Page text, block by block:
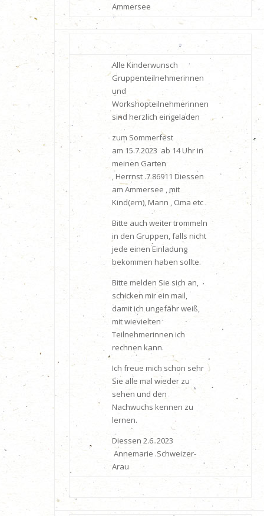
Ammersee
Alle Kinderwunsch
Gruppenteilnehmerinnen
und
Workshopteilnehmerinnen
sind herzlich eingeladen
zum Sommerfest
am 15.7.2023 ab 14 Uhrin
meinen Garten
, Herrnst .7 86911 Diessen
am Ammersee , mit
Kind(ern), Mann , Oma etc .
Bitte auch weiter trommeln
in den Gruppen, falls nicht
jede einen Einladung
bekommen haben sollte.
Bitte melden Sie sich an,
schicken mir ein mail,
damit ich ungefähr weiß,
mit wievielten
Teilnehmerinnen ich
rechnen kann.
Ich freue mich schon sehr
Sie alle mal wieder zu
sehen und den
Nachwuchs kennen zu
lernen.
Diessen 2.6..2023
Annemarie .Schweizer-
Arau